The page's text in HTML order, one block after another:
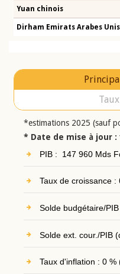
Yuan chinois
Dirham Emirats Arabes Unis
*estimations 2025 (sauf
* Date de mise à jour :
PIB : 147 960 Mds
Taux de croissance :
Solde budgétaire/
Solde ext. cour./PIB
Taux d'inflation : 0 %